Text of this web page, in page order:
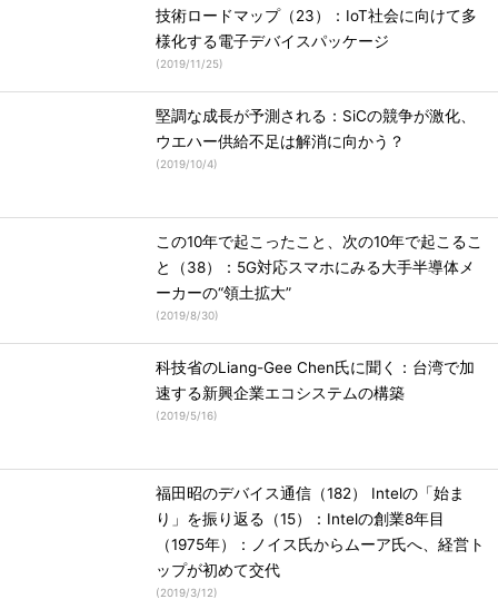
技術ロードマップ（23）：IoT社会に向けて多
様化する電子デバイスパッケージ
(2019/11/25)
堅調な成長が予測される：SiCの競争が激化、
ウエハー供給不足は解消に向かう？
(2019/10/4)
この10年で起こったこと、次の10年で起こるこ
と（38）：5G対応スマホにみる大手半導体メ
ーカーの“領土拡大”
(2019/8/30)
科技省のLiang-Gee Chen氏に聞く：台湾で加
速する新興企業エコシステムの構築
(2019/5/16)
福田昭のデバイス通信（182） Intelの「始ま
り」を振り返る（15）：Intelの創業8年目
（1975年）：ノイス氏からムーア氏へ、経営ト
ップが初めて交代
(2019/3/12)